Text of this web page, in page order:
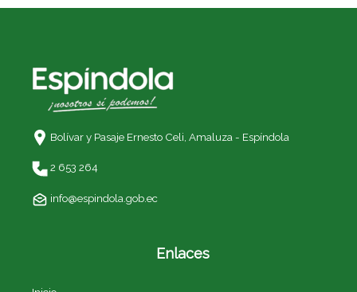
Bolívar y Pasaje Ernesto Celi, Amaluza - Espíndola
2 653 264
info@espindola.gob.ec
Enlaces